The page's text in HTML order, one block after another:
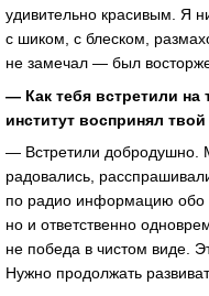
удивительно красивым. Я
с шиком, с блеском,
не замечал — был
— Как тебя встретили на
институт воспринял
— Встретили добродушно.
радовались,
по радио информацию обо
но и ответственно
не победа в чистом виде.
Нужно продолжать